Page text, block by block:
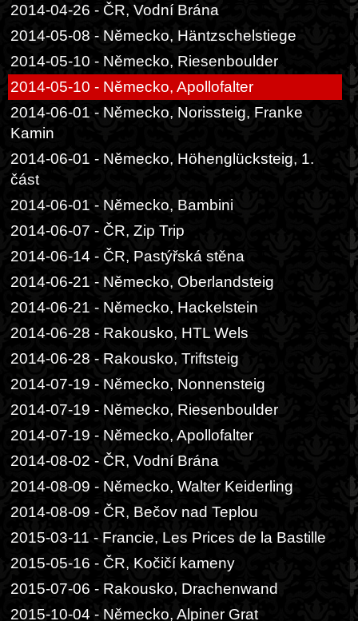
2014-04-26 - ČR, Vodní Brána
2014-05-08 - Německo, Häntzschelstiege
2014-05-10 - Německo, Riesenboulder
2014-05-10 - Německo, Apollofalter
2014-06-01 - Německo, Norissteig, Franke
Kamin
2014-06-01 - Německo, Höhenglücksteig, 1.
část
2014-06-01 - Německo, Bambini
2014-06-07 - ČR, Zip Trip
2014-06-14 - ČR, Pastýřská stěna
2014-06-21 - Německo, Oberlandsteig
2014-06-21 - Německo, Hackelstein
2014-06-28 - Rakousko, HTL Wels
2014-06-28 - Rakousko, Triftsteig
2014-07-19 - Německo, Nonnensteig
2014-07-19 - Německo, Riesenboulder
2014-07-19 - Německo, Apollofalter
2014-08-02 - ČR, Vodní Brána
2014-08-09 - Německo, Walter Keiderling
2014-08-09 - ČR, Bečov nad Teplou
2015-03-11 - Francie, Les Prices de la Bastille
2015-05-16 - ČR, Kočičí kameny
2015-07-06 - Rakousko, Drachenwand
2015-10-04 - Německo, Alpiner Grat